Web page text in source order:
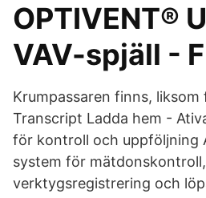
OPTIVENT®
VAV-spjäll -
Krumpassaren finns, liksom
Transcript Ladda hem -
för kontroll och uppföljning
system för mätdonskontroll,
verktygsregistrering och